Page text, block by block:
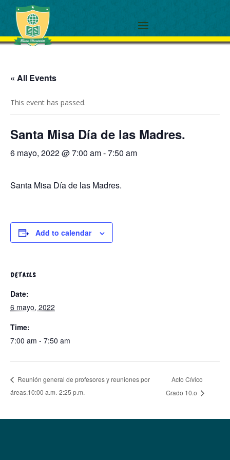
« All Events
This event has passed.
Santa Misa Día de las Madres.
6 mayo, 2022 @ 7:00 am-7:50 am
Santa Misa Día de las Madres.
Add to calendar
DETAILS
Date:
6 mayo, 2022
Time:
7:00 am - 7:50 am
Reunión general de profesores y reuniones por
áreas.10:00 a.m.-2:25 p.m.
Acto Cívico
Grado 10.o